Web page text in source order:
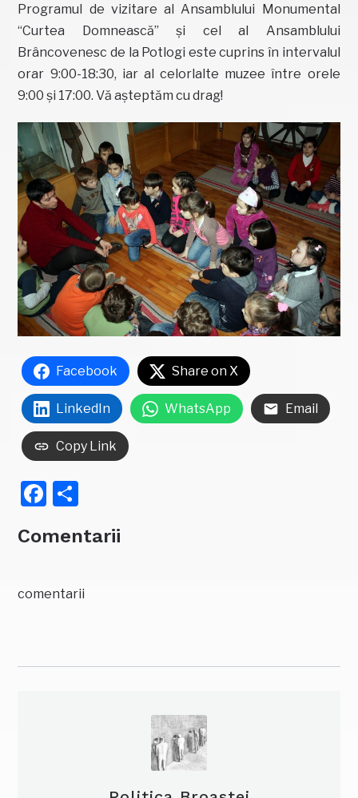
Programul de vizitare al Ansamblului Monumental
“Curtea Domnească” și cel al Ansamblului
Brâncovenesc de la Potlogi este cuprins în intervalul
orar 9:00-18:30, iar al celorlalte muzee între orele
9:00 și 17:00. Vă așteptăm cu drag!
Facebook Share on X
LinkedIn WhatsApp Email
Copy Link
Facebook
Comentarii
comentarii